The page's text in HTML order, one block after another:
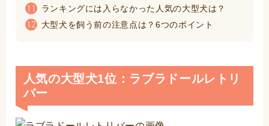
11 ランキングには入らなかった人気の大型犬は？
12 大型犬を飼う前の注意点は？6つのポイント
人気の大型犬1位：ラブラドールレトリ
バー